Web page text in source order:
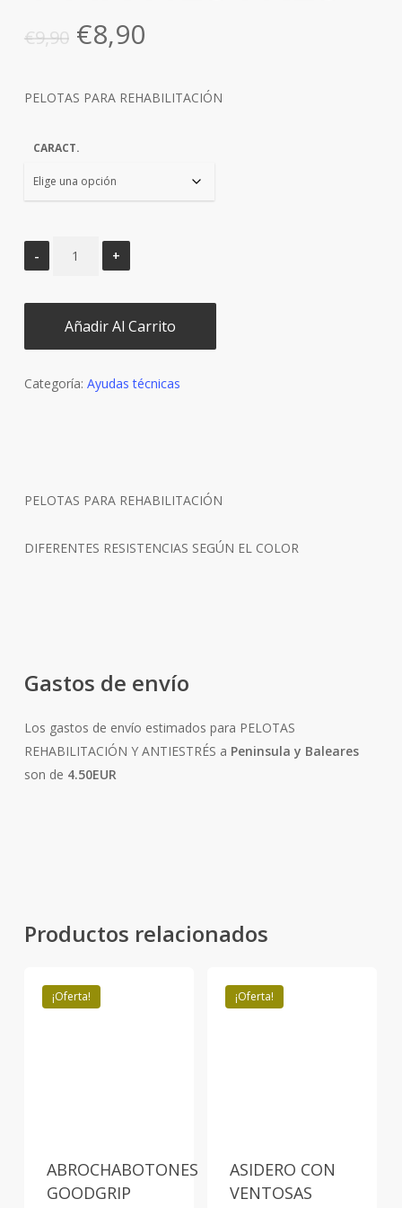
€9,90 El
precio
original
era:
€9,90.
€8,90El
actual
es:
PELOTAS PARA REHABILITACIÓN
CARACT.
Añadir Al Carrito
Categoría: Ayudas técnicas
PELOTAS PARA REHABILITACIÓN
DIFERENTES RESISTENCIAS SEGÚN EL COLOR
Gastos de envío
Los gastos de envío estimados para PELOTAS
REHABILITACIÓN Y ANTIESTRÉS a Peninsula y Baleares
son de 4.50EUR
Productos relacionados
¡Oferta!
ABROCHABOTONES
GOODGRIP
¡Oferta!
ASIDERO CON
VENTOSAS